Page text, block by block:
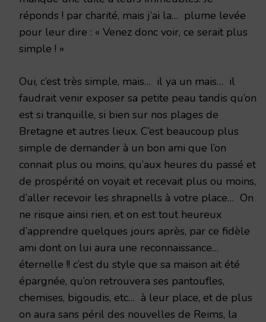
réponds ! par charité, mais j’ai la… plume levée
pour leur dire : « Venez donc voir, ce serait plus
simple ! »
Oui, c’est très simple, mais… il ya un mais… il
faudrait venir exposer sa petite peau tandis qu’on
est si tranquille, si bien sur nos plages de
Bretagne et autres lieux. C’est beaucoup plus
simple de demander à un bon ami que l’on
connait plus ou moins, qu’aux heures du passé et
de prospérité on voyait et recevait plus ou moins,
d’aller recevoir les shrapnells à votre place… On
ne risque ainsi rien, et on est tout heureux
d’apprendre quelques jours après, par ce fidèle
ami dont on lui aura une reconnaissance…
éternelle !! c’est du style que sa maison ait été
épargnée, qu’on retrouvera ses pantoufles,
chemises, bigoudis, etc… à leur place, et de plus
on aura sans péril des nouvelles de Reims, la